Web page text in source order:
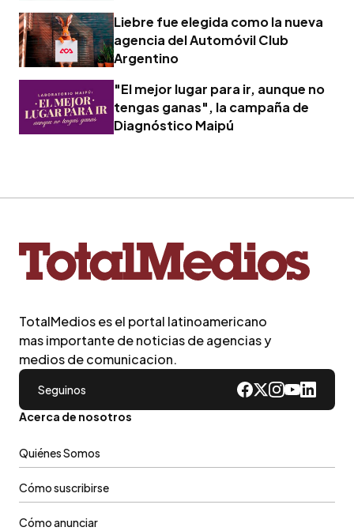
Liebre fue elegida como la nueva
agencia del Automóvil Club
Argentino
"El mejor lugar para ir, aunque no
tengas ganas", la campaña de
Diagnóstico Maipú
TotalMedios es el portal latinoamericano
mas importante de noticias de agencias y
medios de comunicacion.
Seguinos
Acerca de nosotros
Quiénes Somos
Cómo suscribirse
Cómo anunciar